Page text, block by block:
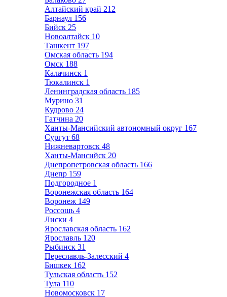
Алтайский край 212
Барнаул 156
Бийск 25
Новоалтайск 10
Ташкент 197
Омская область 194
Омск 188
Калачинск 1
Тюкалинск 1
Ленинградская область 185
Мурино 31
Кудрово 24
Гатчина 20
Ханты-Мансийский автономный округ 167
Сургут 68
Нижневартовск 48
Ханты-Мансийск 20
Днепропетровская область 166
Днепр 159
Подгородное 1
Воронежская область 164
Воронеж 149
Россошь 4
Лиски 4
Ярославская область 162
Ярославль 120
Рыбинск 31
Переславль-Залесский 4
Бишкек 162
Тульская область 152
Тула 110
Новомосковск 17